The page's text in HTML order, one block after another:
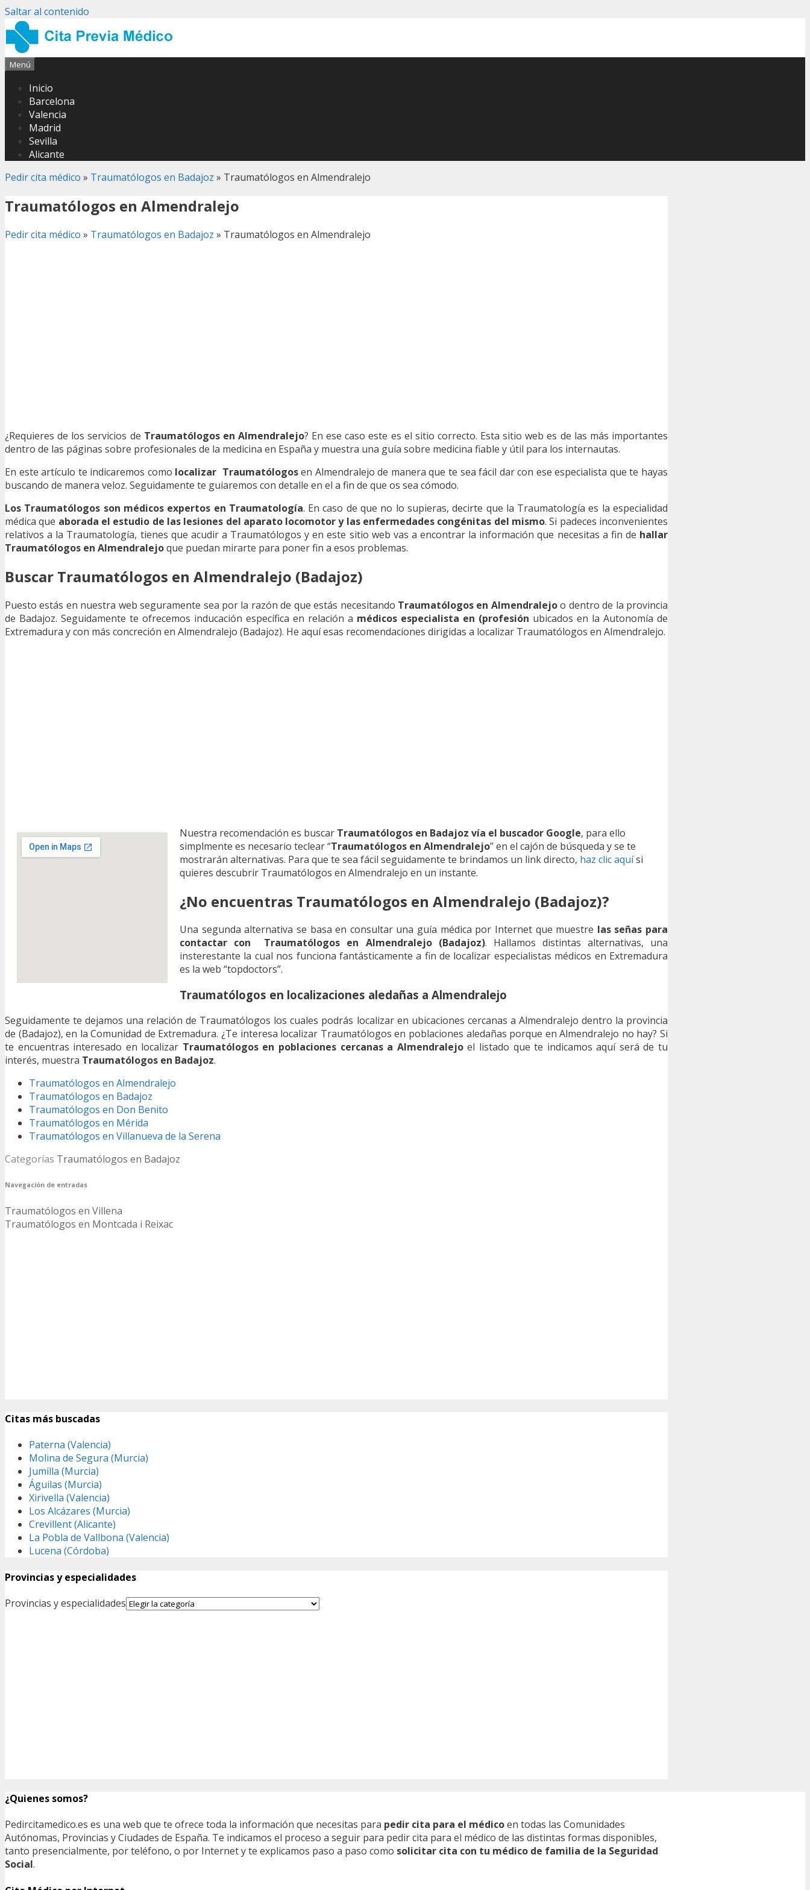
Saltar al contenido
Menú
Inicio
Barcelona
Valencia
Madrid
Sevilla
Alicante
Pedir cita médico » Traumatólogos en Badajoz » Traumatólogos en Almendralejo
Traumatólogos en Almendralejo
Pedir cita médico » Traumatólogos en Badajoz » Traumatólogos en Almendralejo
¿Requieres de los servicios de Traumatólogos en Almendralejo? En ese caso este es el sitio correcto. Esta sitio web es de las más importantes
dentro de las páginas sobre profesionales de la medicina en España y muestra una guía sobre medicina fiable y útil para los internautas.
En este artículo te indicaremos como localizar Traumatólogosen Almendralejo de manera que te sea fácil dar con ese especialista que te hayas
buscando de manera veloz. Seguidamente te guiaremos con detalle en el a fin de que os sea cómodo.
Los Traumatólogos son médicos expertos en Traumatología. En caso de que no lo supieras, decirte que la Traumatología es la especialidad
médica que aborada el estudio de las lesiones del aparato locomotor y las enfermedades congénitas del mismo. Si padeces inconvenientes
relativos a la Traumatología, tienes que acudir a Traumatólogos y en este sitio web vas a encontrar la información que necesitas a fin de hallar
Traumatólogos en Almendralejoque puedan mirarte para poner fin a esos problemas.
Buscar Traumatólogos en Almendralejo (Badajoz)
Puesto estás en nuestra web seguramente sea por la razón de que estás necesitando Traumatólogos en Almendralejoo dentro de la provincia
de Badajoz. Seguidamente te ofrecemos inducación específica en relación a médicos especialista en (profesión ubicados en la Autonomía de
Extremadura y con más concreción en Almendralejo (Badajoz). He aquí esas recomendaciones dirigidas a localizar Traumatólogos en Almendralejo.
Nuestra recomendación es buscar Traumatólogos en Badajoz vía el buscador Google, para ello
simplmente es necesario teclear “Traumatólogos en Almendralejo” en el cajón de búsqueda y se te
mostrarán alternativas. Para que te sea fácil seguidamente te brindamos un link directo, haz clic aquísi
quieres descubrir Traumatólogos en Almendralejo en un instante.
¿No encuentras Traumatólogos en Almendralejo (Badajoz)?
Una segunda alternativa se basa en consultar una guía médica por Internet que muestre las señas para
contactar con Traumatólogos en Almendralejo (Badajoz). Hallamos distintas alternativas, una
insterestante la cual nos funciona fantásticamente a fin de localizar especialistas médicos en Extremadura
es la web “topdoctors”.
Traumatólogos en localizaciones aledañas a Almendralejo
Seguidamente te dejamos una relación de Traumatólogos los cuales podrás localizar en ubicaciones cercanas a Almendralejo dentro la provincia
de (Badajoz), en la Comunidad de Extremadura. ¿Te interesa localizar Traumatólogos en poblaciones aledañas porque en Almendralejo no hay? Si
te encuentras interesado en localizar Traumatólogos en poblaciones cercanas a Almendralejoel listado que te indicamos aquí será de tu
interés, muestra Traumatólogos en Badajoz.
Traumatólogos en Almendralejo
Traumatólogos en Badajoz
Traumatólogos en Don Benito
Traumatólogos en Mérida
Traumatólogos en Villanueva de la Serena
Categorías Traumatólogos en Badajoz
Navegación de entradas
Traumatólogos en Villena
Traumatólogos en Montcada i Reixac
Citas más buscadas
Paterna (Valencia)
Molina de Segura (Murcia)
Jumilla (Murcia)
Águilas (Murcia)
Xirivella (Valencia)
Los Alcázares (Murcia)
Crevillent (Alicante)
La Pobla de Vallbona (Valencia)
Lucena (Córdoba)
Provincias y especialidades
Provincias y especialidades
¿Quienes somos?
Pedircitamedico.es es una web que te ofrece toda la información que necesitas para pedir cita para el médicoen todas las Comunidades
Autónomas, Provincias y Ciudades de España. Te indicamos el proceso a seguir para pedir cita para el médico de las distintas formas disponibles,
tanto presencialmente, por teléfono, o por Internet y te explicamos paso a paso como solicitar cita con tu médico de familia de la Seguridad
Social.